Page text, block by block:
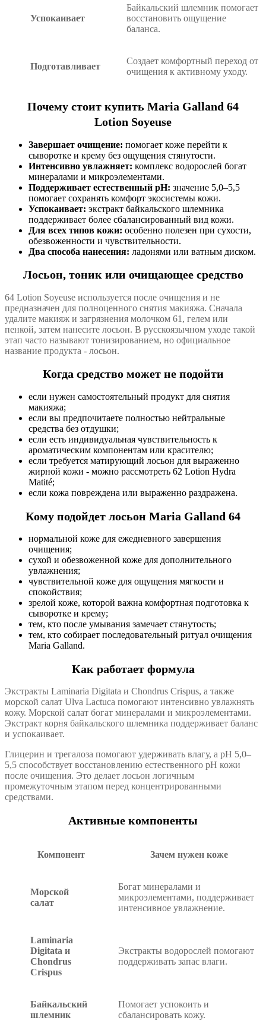
Успокаивает
Байкальский шлемник помогает
восстановить ощущение
баланса.
Подготавливает
Создает комфортный переход от
очищения к активному уходу.
Почему стоит купить Maria Galland 64
Lotion Soyeuse
Завершает очищение: помогает коже перейти к
сыворотке и крему без ощущения стянутости.
Интенсивно увлажняет: комплекс водорослей богат
минералами и микроэлементами.
Поддерживает естественный pH: значение 5,0–5,5
помогает сохранять комфорт экосистемы кожи.
Успокаивает: экстракт байкальского шлемника
поддерживает более сбалансированный вид кожи.
Для всех типов кожи: особенно полезен при сухости,
обезвоженности и чувствительности.
Два способа нанесения: ладонями или ватным диском.
Лосьон, тоник или очищающее средство
64 Lotion Soyeuse используется после очищения и не
предназначен для полноценного снятия макияжа. Сначала
удалите макияж и загрязнения молочком 61, гелем или
пенкой, затем нанесите лосьон. В русскоязычном уходе такой
этап часто называют тонизированием, но официальное
название продукта - лосьон.
Когда средство может не подойти
если нужен самостоятельный продукт для снятия
макияжа;
если вы предпочитаете полностью нейтральные
средства без отдушки;
если есть индивидуальная чувствительность к
ароматическим компонентам или красителю;
если требуется матирующий лосьон для выраженно
жирной кожи - можно рассмотреть 62 Lotion Hydra
Matité;
если кожа повреждена или выраженно раздражена.
Кому подойдет лосьон Maria Galland 64
нормальной коже для ежедневного завершения
очищения;
сухой и обезвоженной коже для дополнительного
увлажнения;
чувствительной коже для ощущения мягкости и
спокойствия;
зрелой коже, которой важна комфортная подготовка к
сыворотке и крему;
тем, кто после умывания замечает стянутость;
тем, кто собирает последовательный ритуал очищения
Maria Galland.
Как работает формула
Экстракты Laminaria Digitata и Chondrus Crispus, а также
морской салат Ulva Lactuca помогают интенсивно увлажнять
кожу. Морской салат богат минералами и микроэлементами.
Экстракт корня байкальского шлемника поддерживает баланс
и успокаивает.
Глицерин и трегалоза помогают удерживать влагу, а pH 5,0–
5,5 способствует восстановлению естественного pH кожи
после очищения. Это делает лосьон логичным
промежуточным этапом перед концентрированными
средствами.
Активные компоненты
Компонент Зачем нужен коже
Морской
салат
Богат минералами и
микроэлементами, поддерживает
интенсивное увлажнение.
Laminaria
Digitata и
Chondrus
Crispus
Экстракты водорослей помогают
поддерживать запас влаги.
Байкальский
шлемник
Помогает успокоить и
сбалансировать кожу.